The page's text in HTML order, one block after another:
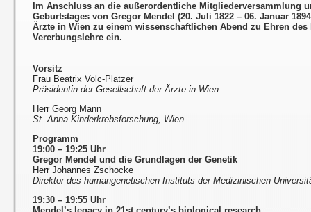
Im Anschluss an die außerordentliche Mitgliederversammlung
Geburtstages von Gregor Mendel (20. Juli 1822 – 06. Januar
Ärzte in Wien zu einem wissenschaftlichen Abend zu Ehren des
Vererbungslehre ein.
Vorsitz
Frau Beatrix Volc-Platzer
Präsidentin der Gesellschaft der Ärzte in Wien
Herr Georg Mann
St. Anna Kinderkrebsforschung, Wien
Programm
19:00 – 19:25 Uhr
Gregor Mendel und die Grundlagen der Genetik
Herr Johannes Zschocke
Direktor des humangenetischen Instituts der Medizinischen
19:30 – 19:55 Uhr